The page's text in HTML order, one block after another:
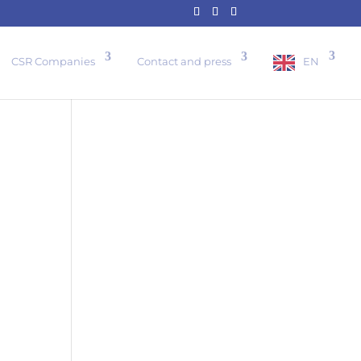
CSR Companies Contact and press EN
I want to become a member